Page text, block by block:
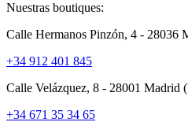
Nuestras boutiques:
Calle Hermanos Pinzón, 4 - 28036
+34 912 401 845
Calle Velázquez, 8 - 28001 Madrid
+34 671 35 34 65